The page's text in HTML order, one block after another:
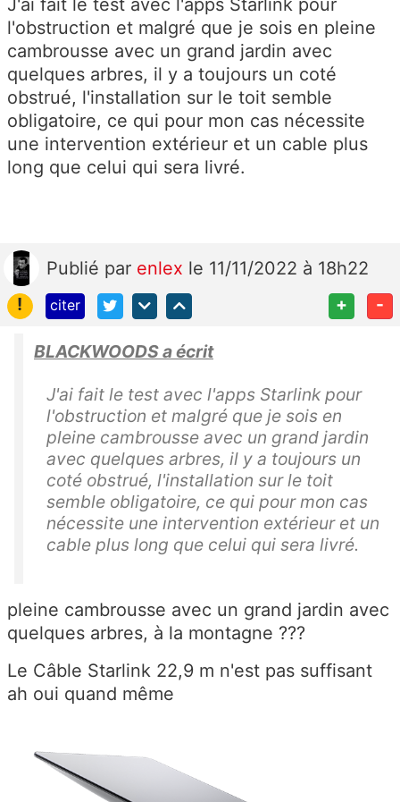
J'ai fait le test avec l'apps Starlink pour
l'obstruction et malgré que je sois en pleine
cambrousse avec un grand jardin avec
quelques arbres, il y a toujours un coté
obstrué, l'installation sur le toit semble
obligatoire, ce qui pour mon cas nécessite
une intervention extérieur et un cable plus
long que celui qui sera livré.
Publié par enlex le 11/11/2022 à 18h22
!
citer + -
BLACKWOODS a écrit
J'ai fait le test avec l'apps Starlink pour
l'obstruction et malgré que je sois en
pleine cambrousse avec un grand jardin
avec quelques arbres, il y a toujours un
coté obstrué, l'installation sur le toit
semble obligatoire, ce qui pour mon cas
nécessite une intervention extérieur et un
cable plus long que celui qui sera livré.
pleine cambrousse avec un grand jardin avec
quelques arbres, à la montagne ???
Le Câble Starlink 22,9 m n'est pas suffisant
ah oui quand même